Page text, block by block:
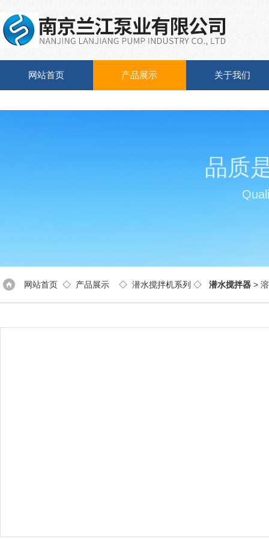
网站首页 产品展示 关于我们
品质
网站首页 ◇ 产品展示 ◇ 潜水搅拌机系列 ◇ 潜水搅拌器 >